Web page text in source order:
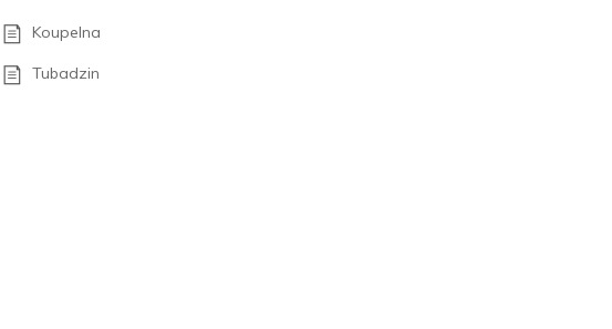
Koupelna
Tubadzin